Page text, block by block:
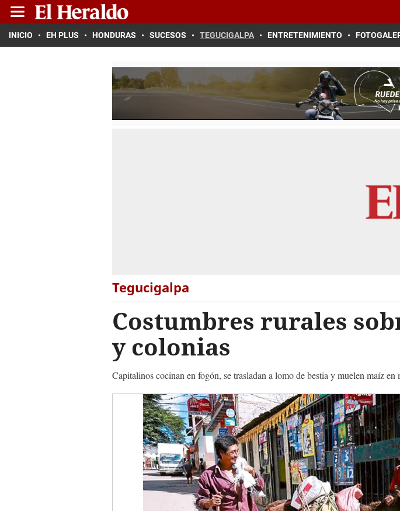
INICIO EH PLUS HONDURAS SUCESOS TEGUCIGALPA ENTRETENIMIENTO
Tegucigalpa
Costumbres rurales
y colonias
Capitalinos cocinan en fogón, se trasladan a lomo de bestia y muelen maíz en